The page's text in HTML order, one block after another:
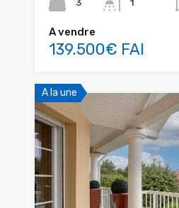
3
1
A vendre
139.500€ FAI
A la une